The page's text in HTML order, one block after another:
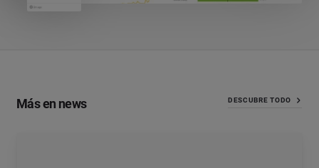
Más en news DESCUBRE TODO